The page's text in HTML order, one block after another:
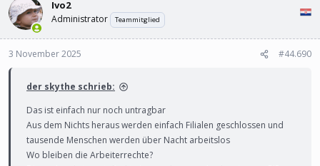
ihre Versetzung in eine andere Filiale bekommen, kritisierte
Giannis Oikonomou, Chef des Athener Postbotenverbands, das
keine Kündigungen geben.
orf.at
Ivo2
Administrator Teammitglied
3 November 2025 #44.690
der skythe schrieb:
Das ist einfach nur noch untragbar
Aus dem Nichts heraus werden einfach Filialen geschlossen und
tausende Menschen werden über Nacht arbeitslos
Wo bleiben die Arbeiterrechte?